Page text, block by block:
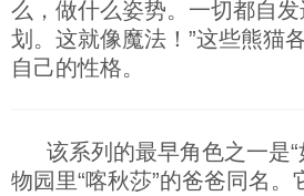
么，做什么姿势。一切都自
划。这就像魔法！”这些熊猫
自己的性格。
该系列的最早角色之一是
物园里“喀秋莎”的爸爸同名。